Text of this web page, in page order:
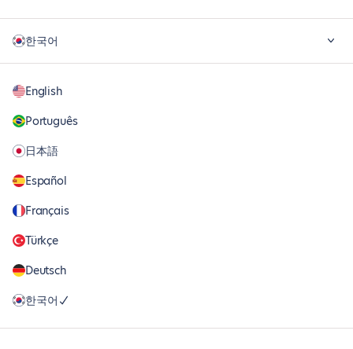
한국어
English
Português
日本語
Español
Français
Türkçe
Deutsch
한국어